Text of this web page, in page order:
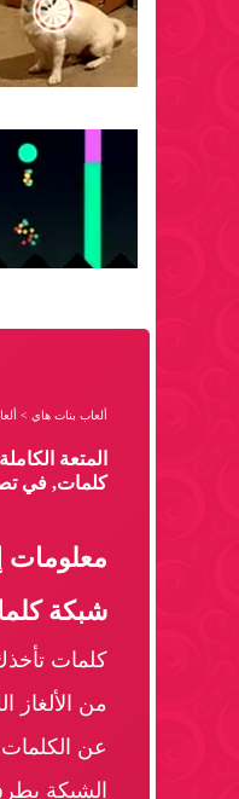
ألعاب بنات هاي >
المتعة
كلمات, في
معلومات
شبكة
كلمات
من الألغاز
عن
الشبكة